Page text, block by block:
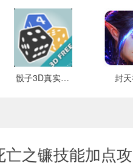
骰子3D真实模拟 封
之镰技能加点攻